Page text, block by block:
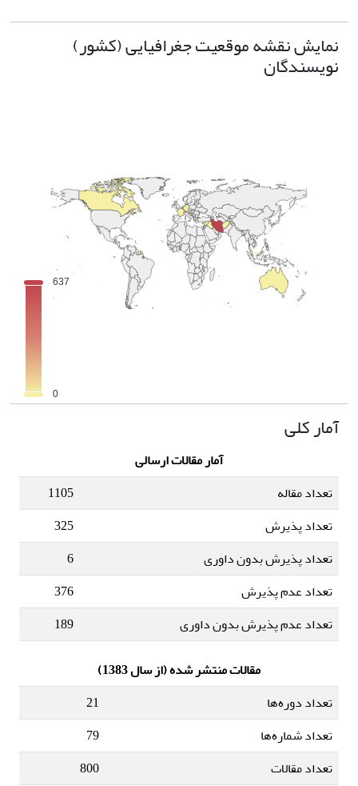
نمایش نقشه موقعیت جغرافیایی (کشور)
نویسندگان
آمار کلی
آمار مقالات ارسالی
تعداد مقاله
1105
تعداد پذیرش
325
تعداد پذیرش بدون داوری
6
تعداد عدم پذیرش
376
تعداد عدم پذیرش بدون داوری
189
مقالات منتشر شده (از سال 1383)
تعداد دوره‌ها
21
تعداد شماره‌ها
79
تعداد مقالات
800